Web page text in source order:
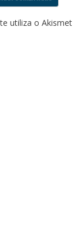
utiliza o